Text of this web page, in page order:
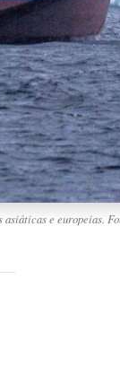
e europeias.